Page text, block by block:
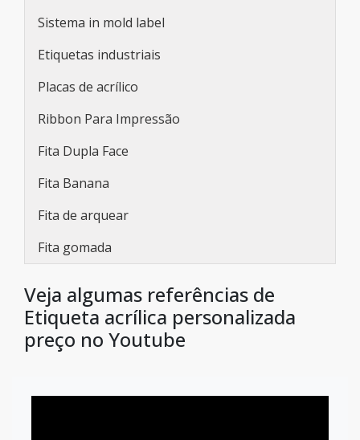
Sistema in mold label
Etiquetas industriais
Placas de acrílico
Ribbon Para Impressão
Fita Dupla Face
Fita Banana
Fita de arquear
Fita gomada
Veja algumas referências de
Etiqueta acrílica personalizada
preço no Youtube